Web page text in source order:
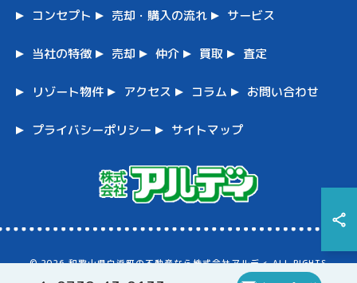
コンセプト 売却・購入の流れ サービス
当社の特徴 売却 仲介 買取 査定
リゾート物件 アクセス コラム お問い合わせ
プライバシーポリシー サイトマップ
© 2026 和歌山県白浜町の不動産なら株式会社アルディ ALL RIGHTS
RESERVED.